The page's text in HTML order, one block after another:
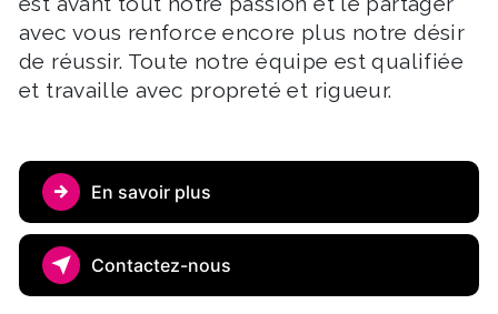
avec vous renforce encore plus notre désir
de réussir. Toute notre équipe est qualifiée
et travaille avec propreté et rigueur.
En savoir plus
Contactez-nous